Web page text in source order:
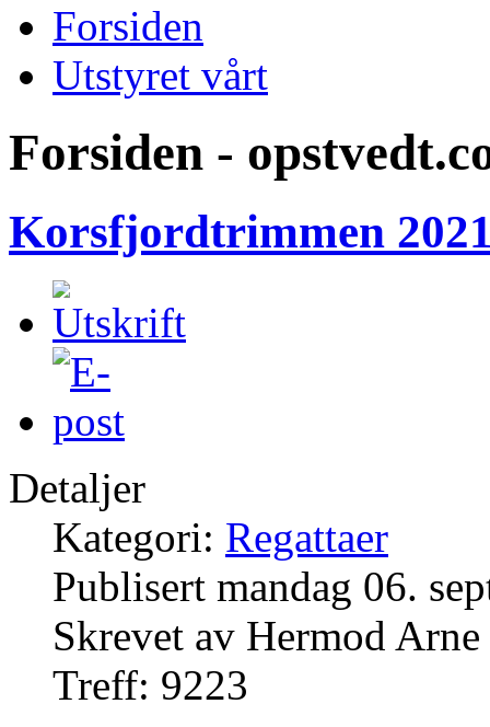
Forsiden
Utstyret vårt
Forsiden -
Korsfjordtrimmen
Detaljer
Kategori: Regattaer
Publisert mandag 06.
Skrevet av Hermod
Treff: 9223